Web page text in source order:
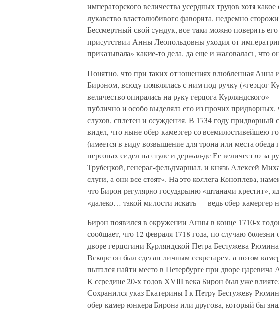
императорского величества усердных трудов хотя
лукавство властолюбивого фаворита, недремно
Бессмертный свой сундук, все-таки можно поверить
присутствии Анны Леопольдовны уходил от
приказывала» какие-то дела, да еще и жаловалась, что
Понятно, что при таких отношениях влюбленная Анна
Бироном, всюду появлялась с ним под ручку («герцог
величество опиралась на руку герцога Курляндского»
публично и особо выделяла его из прочих
слухов, сплетен и осуждения. В 1734 году придворный
видел, что ныне обер-камергер со всемилостивейшею
(имеется в виду возвышение для трона или места обеда
персонах сидел на стуле и держал-де Ее величество за
Трубецкой, генерал-фельдмаршал, и князь Алексей
слуги, а они все стоят». На это коллега Коноплева,
что Бирон регулярно государыню «штанами крестит»,
«далеко… такой милости искать — ведь обер-камергер
Бирон появился в окружении Анны в конце 1710-х
сообщает, что 12 февраля 1718 года, по случаю
дворе герцогини Курляндской Петра Бестужева-
Вскоре он был сделан личным секретарем, а потом
пытался найти место в Петербурге при дворе
К середине 20-х годов XVIII века Бирон был уже
Сохранился указ Екатерины I к Петру Бестужеву-
обер-камер-юнкера Бирона или другова, который бы